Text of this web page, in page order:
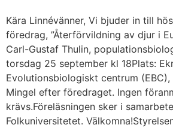
Kära Linnévänner, Vi bjuder in till
föredrag, ”Återförvildning av djur i
Carl-Gustaf Thulin,
torsdag 25 september kl 18Plats:
Evolutionsbiologiskt centrum
Mingel efter föredraget. Ingen
krävs.Föreläsningen sker i
Folkuniversitetet.